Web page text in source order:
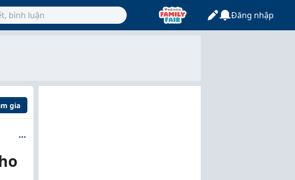
Đăng nhập
gia